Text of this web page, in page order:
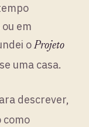
em
oProjeto
uma casa.
descrever,
como